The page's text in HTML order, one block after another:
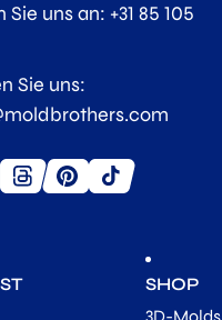
SHOP
Sie uns an: +31 85 105
Sie uns: